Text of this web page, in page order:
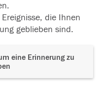
die Ihnen
geblieben sind.
eine Erinnerung zu